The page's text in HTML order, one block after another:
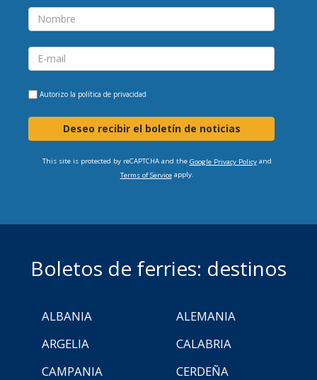
Autorizo la política de privacidad
Deseo recibir el boletín de noticias
This site is protected by reCAPTCHA and the Google Privacy Policyand
Terms of Serviceapply.
Boletos de ferries: destinos
ALBANIA
ALEMANIA
ARGELIA
CALABRIA
CAMPANIA
CERDEÑA